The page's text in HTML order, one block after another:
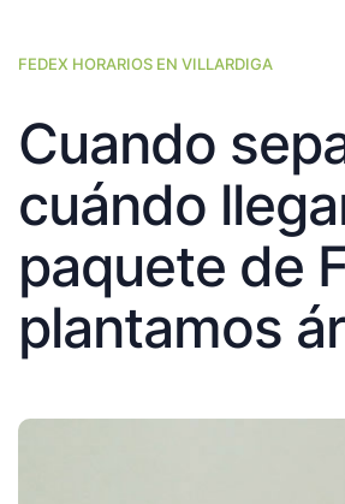
FEDEX HORARIOS EN VILLARDIGA
Cuando
cuándo
paquete de
plantamos